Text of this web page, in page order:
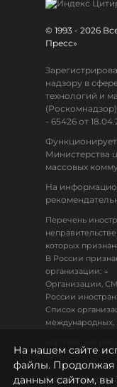
© 1993 - 2026
Пресс»
надзору в
технологий и
- 65426 от
Министерства
массовых
На
Перечень
которых
В России
организации: ↓
Организации,
России
Список
международных,
18+
Политика
На нашем сайте
файлы. Продолжая
данным сайтом, вы